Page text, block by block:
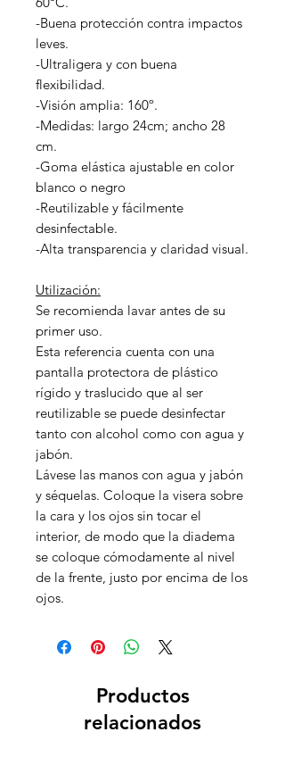
-Buena protección contra impactos
leves.
-Ultraligera y con buena
flexibilidad.
-Visión amplia: 160º.
-Medidas: largo 24cm; ancho 28
cm.
-Goma elástica ajustable en color
blanco o negro
-Reutilizable y fácilmente
desinfectable.
-Alta transparencia y claridad visual.
Utilización:
Se recomienda lavar antes de su
primer uso.
Esta referencia cuenta con una
pantalla protectora de plástico
rígido y traslucido que al ser
reutilizable se puede desinfectar
tanto con alcohol como con agua y
jabón.
Lávese las manos con agua y jabón
y séquelas. Coloque la visera sobre
la cara y los ojos sin tocar el
interior, de modo que la diadema
se coloque cómodamente al nivel
de la frente, justo por encima de los
ojos.
Productos
relacionados